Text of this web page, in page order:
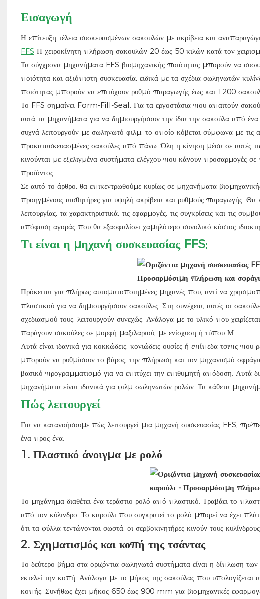
Εισαγωγή
Η επίτευξη τέλεια συσκευασμένων σακουλών με ακρίβεια και
FFS Η χειροκίνητη πλήρωση σακουλών 20 έως 50 κιλών κατά τον
Τα σύγχρονα μηχανήματα FFS βιομηχανικής ποιότητας μπορούν να
ποιότητα και αξιόπιστη συσκευασία, ειδικά με τα σχέδια σωληνωτών
ποιότητας μπορούν να επιτύχουν ρυθμό παραγωγής έως και 1200
Το FFS σημαίνει Form-Fill-Seal. Για τα εργοστάσια που απαιτούν
αυτά τα μηχανήματα για να δημιουργήσουν την ίδια την σακούλα από
συχνά λειτουργούν με σωληνωτό φιλμ, το οποίο κόβεται σύμφωνα με τις
προκατασκευασμένες σακούλες από πάνω. Όλη η κίνηση μέσα σε αυτές
κινούνται με εξελιγμένα συστήματα ελέγχου που κάνουν προσαρμογές
προϊόντος.
Σε αυτό το άρθρο, θα επικεντρωθούμε κυρίως σε μηχανήματα
προηγμένους αισθητήρες για υψηλή ακρίβεια και ρυθμούς παραγωγής.
λειτουργίας, τα χαρακτηριστικά, τις εφαρμογές, τις συγκρίσεις και τις
απόφαση αγοράς που θα εξασφαλίσει χαμηλότερο συνολικό κόστος
Τι είναι η μηχανή συσκευασίας FFS;
Πρόκειται για πλήρως αυτοματοποιημένες μηχανές που, αντί να
πλαστικού για να δημιουργήσουν σακούλες. Στη συνέχεια, αυτές οι
σχεδιασμού τους, λειτουργούν συνεχώς. Ανάλογα με το υλικό που
παράγουν σακούλες σε μορφή μαξιλαριού, με ενίσχυση ή τύπου Μ.
Αυτά είναι ιδανικά για κοκκώδεις, κονιώδεις ουσίες ή επίπεδα τσιπς
μπορούν να ρυθμίσουν το βάρος, την πλήρωση και τον μηχανισμό
βασικό προγραμματισμό για να επιτύχει την επιθυμητή απόδοση. Αυτά
μηχανήματα είναι ιδανικά για φιλμ σωληνωτών ρολών. Τα κάθετα
Πώς λειτουργεί
Για να κατανοήσουμε πώς λειτουργεί μια μηχανή συσκευασίας FFS,
ένα προς ένα.
1. Πλαστικό άνοιγμα με ρολό
Το μηχάνημα διαθέτει ένα τεράστιο ρολό από πλαστικό. Τραβάει το
από τον κύλινδρο. Το καρούλι που συγκρατεί το ρολό μπορεί να έχει
ότι τα φύλλα τεντώνονται σωστά, οι σερβοκινητήρες κινούν τους
2. Σχηματισμός και κοπή της τσάντας
Το δεύτερο βήμα στα οριζόντια σωληνωτά συστήματα είναι η δίπλωση
εκτελεί την κοπή. Ανάλογα με το μήκος της σακούλας που υπολογίζεται
κοπής. Συνήθως έχει μήκος 650 έως 900 mm για βιομηχανικές